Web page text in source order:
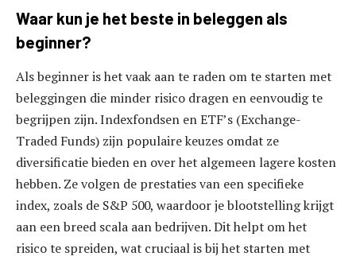
Waar kun je het beste in beleggen als
beginner?
Als beginner is het vaak aan te raden om te starten met
beleggingen die minder risico dragen en eenvoudig te
begrijpen zijn. Indexfondsen en ETF’s (Exchange-
Traded Funds) zijn populaire keuzes omdat ze
diversificatie bieden en over het algemeen lagere kosten
hebben. Ze volgen de prestaties van een specifieke
index, zoals de S&P 500, waardoor je blootstelling krijgt
aan een breed scala aan bedrijven. Dit helpt om het
risico te spreiden, wat cruciaal is bij het starten met